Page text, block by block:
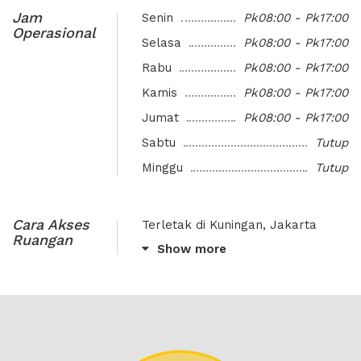
Diskusi
Meeting Place with Client
Rapat Kerja
Jam
Operasional
Senin
Pk08:00 - Pk17:00
Selasa
Pk08:00 - Pk17:00
Rabu
Pk08:00 - Pk17:00
Kamis
Pk08:00 - Pk17:00
Jumat
Pk08:00 - Pk17:00
Sabtu
Tutup
Minggu
Tutup
Cara Akses
Ruangan
Terletak di Kuningan, Jakarta
Selatan
Embassy dan Cyber 2 Tower
Show more